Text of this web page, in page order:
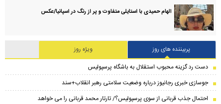
الهام حمیدی با استایلی متفاوت و پر از رنگ در اسپانیا/عکس
پربیننده های روز
ویژه روز
دست رد گزینه محبوب استقلال به باشگاه پرسپولیس
جوسازی خبری رجانیوز درباره وضعیت سلامتی رهبر انقلاب+سند
احتمال جذب قربانی از سوی پرسپولیس؟/ تارتار محمد قربانی را می خواهد